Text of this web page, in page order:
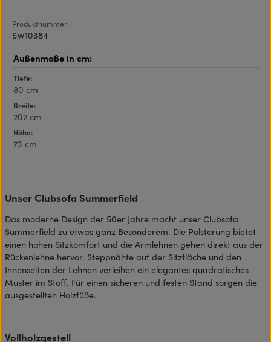
Produktnummer:
SW10384
Tiefe:
80 cm
Breite:
202 cm
Höhe:
73 cm
Unser Clubsofa Summerfield
Das moderne Design der 50er Jahre macht unser Clubsofa
Summerfield zu etwas ganz Besonderem. Die Polsterung bietet
einen hohen Sitzkomfort und die Armlehnen gehen direkt aus der
Rückenlehne hervor. Steppnähte auf der Sitzfläche und den
Innenseiten der Lehnen verleihen ein elegantes quadratisches
Muster im Stoff. Für einen sicheren und festen Stand sorgen die
ausgestellten Holzfüße.
Vollholzgestell